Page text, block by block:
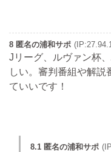
8 匿名の浦和サポ
Jリーグ、ルヴァン杯
しい。審判番組や解説
ていいです！
8.1 匿名の浦和サポ